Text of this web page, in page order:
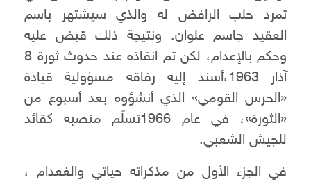
تمرد حلب الرافض له والذي سيشتهر باسم
العقيد جاسم علوان. ونتيجة ذلك قبض عليه
وحكم بالإعدام، لكن تم انقاذه عند حدوث ثورة 8
آذار 1963،أسند إليه رفاقه مسؤولية قيادة
«الحرس القومي» الذي أنشؤوه بعد أسبوع من
«الثورة»، في عام 1966تسلّم منصبه كقائد
للجيش الشعبي.
في الجزء الأول من مذكراته حياتي والغعدام ،